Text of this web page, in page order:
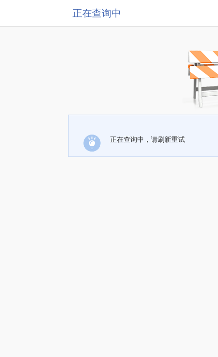
正在查询中
正在查询中，请刷新重试